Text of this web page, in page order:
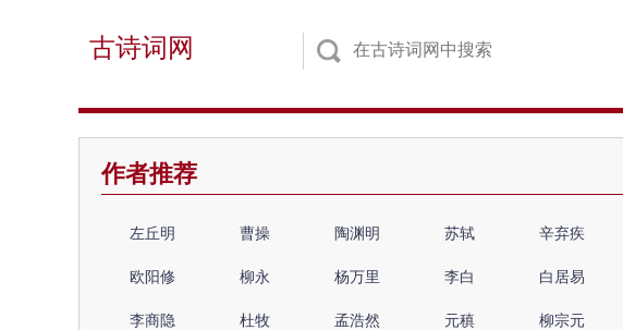
古诗词网
作者推荐
左丘明 曹操 陶渊明 苏轼 辛弃疾
欧阳修 柳永 杨万里 李白 白居易
李商隐 杜牧 孟浩然 元稹 柳宗元